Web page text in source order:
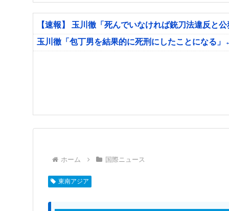
【速報】 玉川徹「死んでいなければ銃刀法違反と
玉川徹「包丁男を結果的に死刑にしたことになる
ホーム 国際ニュース
東南アジア